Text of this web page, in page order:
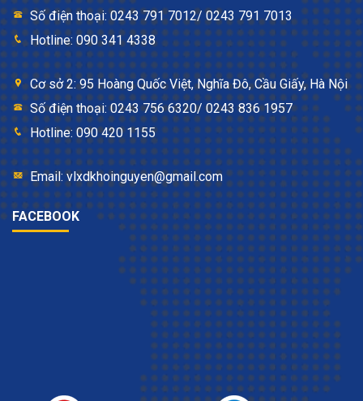
Số điện thoại: 0243 791 7012/ 0243 791 7013
Hotline: 090 341 4338
Cơ sở 2: 95 Hoàng Quốc Việt, Nghĩa Đô, Cầu Giấy, Hà Nội
Số điện thoại: 0243 756 6320/ 0243 836 1957
Hotline: 090 420 1155
Email: vlxdkhoinguyen@gmail.com
FACEBOOK